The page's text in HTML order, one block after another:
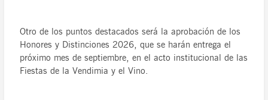
Otro de los puntos destacados será la aprobación de los
Honores y Distinciones 2026, que se harán entrega el
próximo mes de septiembre, en el acto institucional de las
Fiestas de la Vendimia y el Vino.